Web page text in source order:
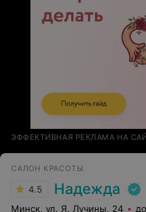
огромное спасибо за
мне профиля! Это очень
только сам
другим проверенным
ЭФФЕКТИВНАЯ РЕКЛАМА НА
САЛОН КРАСОТЫ
4.5 Надежда
Минск, ул. Я. Лучины, 24